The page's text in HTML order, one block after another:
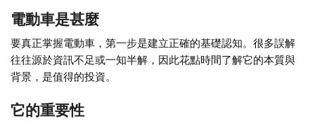
電動車是甚麼
要真正掌握電動車，第一步是建立正確的基礎認知。很多誤解
往往源於資訊不足或一知半解，因此花點時間了解它的本質與
背景，是值得的投資。
它的重要性